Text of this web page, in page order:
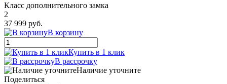
Класс дополнительного замка
2
37 999 руб.
В корзину
Купить в 1 клик
В рассрочку
Наличие уточните
Поделиться